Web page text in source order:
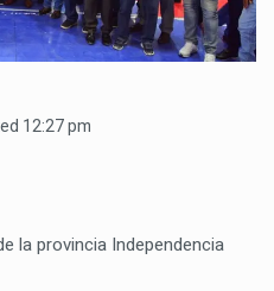
12:27 pm
la provincia Independencia